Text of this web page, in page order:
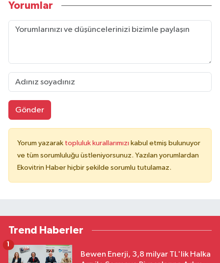
Yorumlar
Gönder
Yorum yazarak topluluk kurallarımızı kabul etmiş bulunuyor
ve tüm sorumluluğu üstleniyorsunuz. Yazılan yorumlardan
Ekovitrin Haber hiçbir şekilde sorumlu tutulamaz.
Trend Haberler
Bewen Enerji, 3,8 milyar TL'lik Halka
1